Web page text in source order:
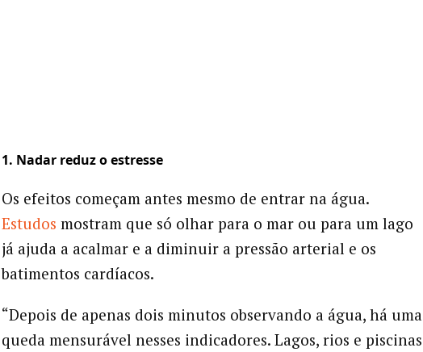
1. Nadar reduz o estresse
Os efeitos começam antes mesmo de entrar na água.
Estudos mostram que só olhar para o mar ou para um lago
já ajuda a acalmar e a diminuir a pressão arterial e os
batimentos cardíacos.
“Depois de apenas dois minutos observando a água, há uma
queda mensurável nesses indicadores. Lagos, rios e piscinas